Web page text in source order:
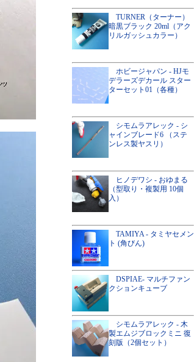
TURNER（ターナー）
暗黒ブラック 20ml（アク
リルガッシュカラー）
ホビージャパン - HJモ
デラーズデカール スター
ターセット01（各種）
シモムラアレック - シ
ャインブレード6 （ステ
ンレス製ヤスリ）
ヒノデワシ - おゆまる
（型取り・複製用 10個
入）
TAMIYA - タミヤセメン
ト (角びん)
DSPIAE- マルチファン
クションキューブ
シモムラアレック - 木
製エムジブロックミニ 復
刻版（2個セット）